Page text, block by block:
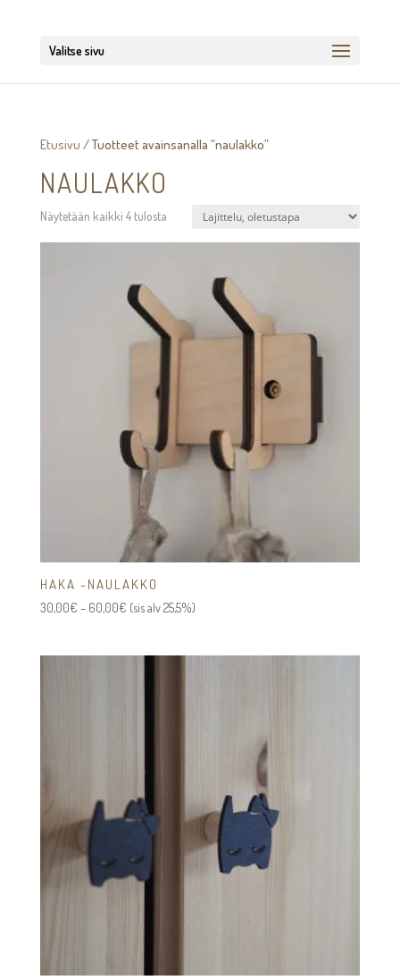
Valitse sivu
Etusivu / Tuotteet avainsanalla “naulakko”
NAULAKKO
Näytetään kaikki 4 tulosta
HAKA -NAULAKKO
30,00€ – 60,00€Hintaluokka:
(sis alv 25,5%)